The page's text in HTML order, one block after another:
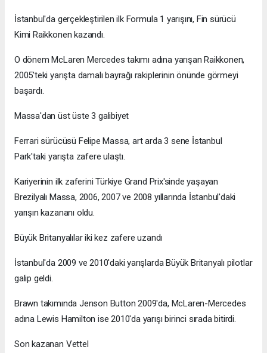
İstanbul'da gerçekleştirilen ilk Formula 1 yarışını, Fin sürücü
Kimi Raikkonen kazandı.
O dönem McLaren Mercedes takımı adına yarışan Raikkonen,
2005'teki yarışta damalı bayrağı rakiplerinin önünde görmeyi
başardı.
Massa'dan üst üste 3 galibiyet
Ferrari sürücüsü Felipe Massa, art arda 3 sene İstanbul
Park'taki yarışta zafere ulaştı.
Kariyerinin ilk zaferini Türkiye Grand Prix'sinde yaşayan
Brezilyalı Massa, 2006, 2007 ve 2008 yıllarında İstanbul'daki
yarışın kazananı oldu.
Büyük Britanyalılar iki kez zafere uzandı
İstanbul'da 2009 ve 2010'daki yarışlarda Büyük Britanyalı pilotlar
galip geldi.
Brawn takımında Jenson Button 2009'da, McLaren-Mercedes
adına Lewis Hamilton ise 2010'da yarışı birinci sırada bitirdi.
Son kazanan Vettel